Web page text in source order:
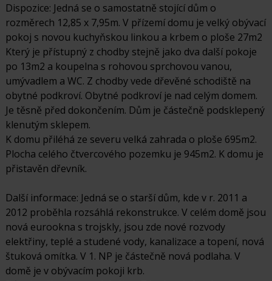
Dispozice: Jedná se o samostatně stojící dům o
rozměrech 12,85 x 7,95m. V přízemí domu je velký obývací
pokoj s novou kuchyňskou linkou a krbem o ploše 27m2
Který je přístupný z chodby stejně jako dva další pokoje
po 13m2 a koupelna s rohovou sprchovou vanou,
umývadlem a WC. Z chodby vede dřevěné schodiště na
obytné podkroví. Obytné podkroví je nad celým domem.
Je těsně před dokončením. Dům je částečně podsklepený
klenutým sklepem.
K domu přiléhá ze severu velká zahrada o ploše 695m2.
Plocha celého čtvercového pozemku je 945m2. K domu je
přistavěn dřevník.
Další informace: Jedná se o starší dům, kde v r. 2011 a
2012 proběhla rozsáhlá rekonstrukce. V celém domě jsou
nová eurookna s trojskly, jsou zde nové rozvody
elektřiny, teplé a studené vody, kanalizace a topení, nová
štuková omítka. V 1. NP je částečně nová podlaha. V
domě je v obývacím pokoji krb.